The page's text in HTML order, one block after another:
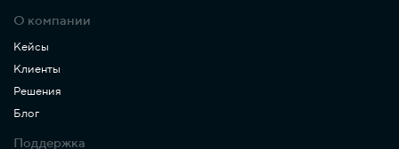
О компании
Кейсы
Клиенты
Решения
Блог
Поддержка